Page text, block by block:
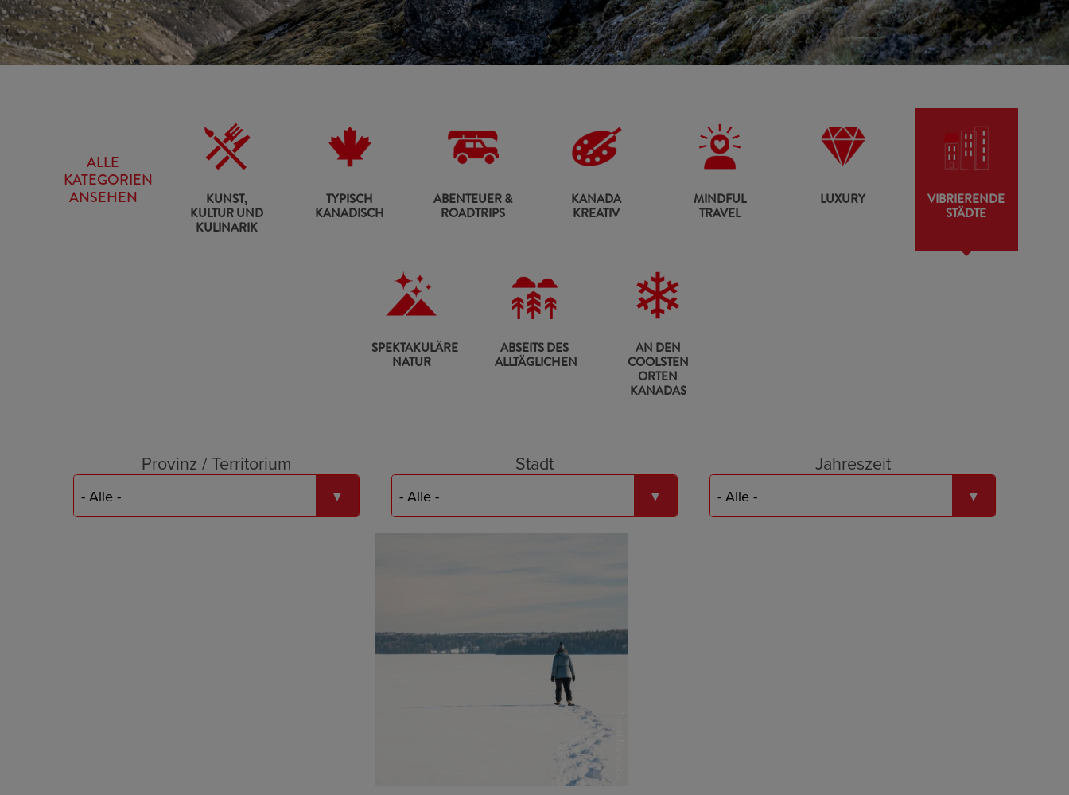
ALLE
KATEGORIEN
ANSEHEN
KUNST,
KULTUR UND
KULINARIK
TYPISCH
KANADISCH
ABENTEUER &
ROADTRIPS
KANADA
KREATIV
MINDFUL
TRAVEL
LUXURY
VIBRIERENDE
STÄDTE
SPEKTAKULÄRE
NATUR
ABSEITS DES
ALLTÄGLICHEN
AN DEN
COOLSTEN
ORTEN
KANADAS
Provinz / Territorium Stadt Jahreszeit